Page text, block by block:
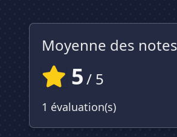
Moyenne des notes
5/ 5
1 évaluation(s)